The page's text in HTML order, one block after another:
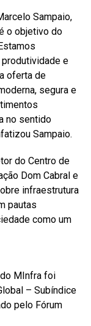
Sampaio,
o objetivo do
e
oferta de
segura e
no sentido
Sampaio.
do Centro de
Dom Cabral e
infraestrutura
pautas
como um
MInfra foi
– Subíndice
pelo Fórum